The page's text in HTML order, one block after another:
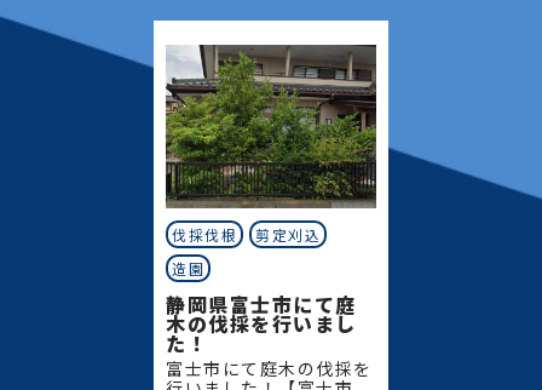
町、河津町、松崎町、下
田市、
町、河津町、松崎町、下
田市、
伐採伐根
剪定刈込
造園
静岡県富士市にて庭
木の伐採を行いまし
た！
富士市にて庭木の伐採を